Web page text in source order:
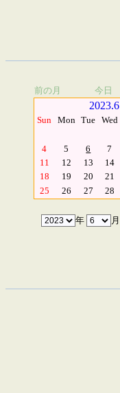
前の月 今日
2023.6
Sun Mon Tue Wed
4
5 6 7
11
12 13 14
18
19 20 21
25
26 27 28
年 月